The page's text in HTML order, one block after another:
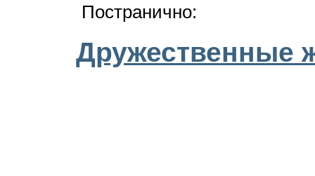
Постранично:
Дружественные